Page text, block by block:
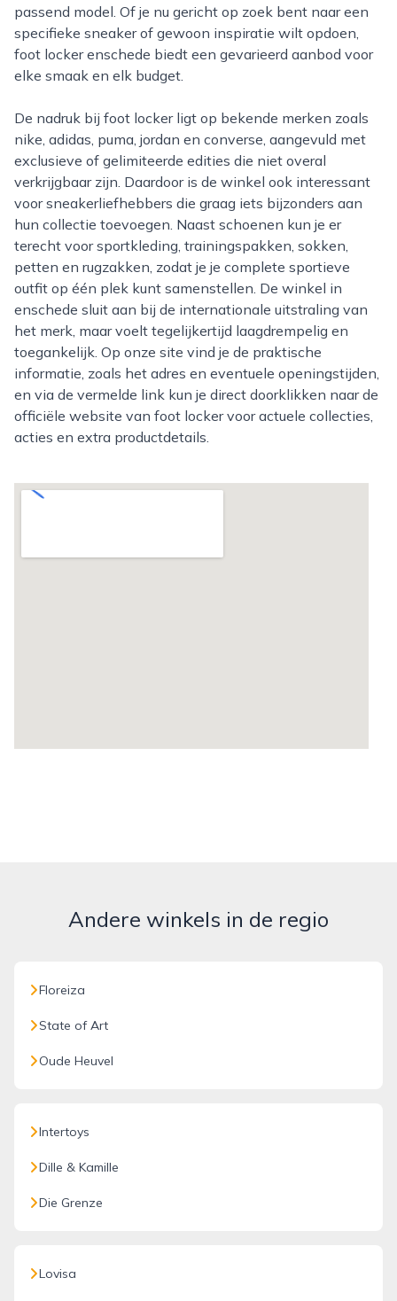
passend model. Of je nu gericht op zoek bent naar een
specifieke sneaker of gewoon inspiratie wilt opdoen,
foot locker enschede biedt een gevarieerd aanbod voor
elke smaak en elk budget.
De nadruk bij foot locker ligt op bekende merken zoals
nike, adidas, puma, jordan en converse, aangevuld met
exclusieve of gelimiteerde edities die niet overal
verkrijgbaar zijn. Daardoor is de winkel ook interessant
voor sneakerliefhebbers die graag iets bijzonders aan
hun collectie toevoegen. Naast schoenen kun je er
terecht voor sportkleding, trainingspakken, sokken,
petten en rugzakken, zodat je je complete sportieve
outfit op één plek kunt samenstellen. De winkel in
enschede sluit aan bij de internationale uitstraling van
het merk, maar voelt tegelijkertijd laagdrempelig en
toegankelijk. Op onze site vind je de praktische
informatie, zoals het adres en eventuele openingstijden,
en via de vermelde link kun je direct doorklikken naar de
officiële website van foot locker voor actuele collecties,
acties en extra productdetails.
Andere winkels in de regio
Floreiza
State of Art
Oude Heuvel
Intertoys
Dille & Kamille
Die Grenze
Lovisa